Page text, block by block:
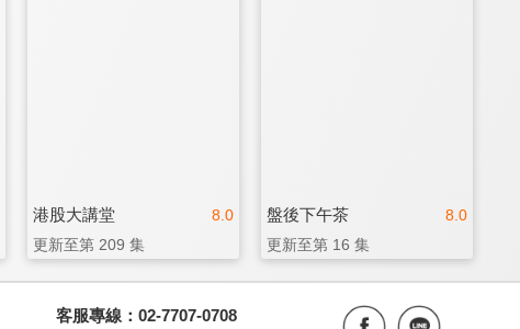
8.0
港股大講堂
更新至第 209 集
8.0
盤後下午茶
更新至第 16 集
客服專線：02-7707-0708